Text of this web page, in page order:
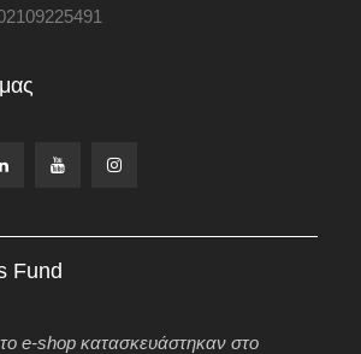
Fund
το e-shop κατασκευάστηκαν στο